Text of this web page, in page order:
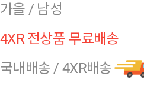
가을 / 남성
4XR 전상품 무료배송
국내배송 / 4XR배송